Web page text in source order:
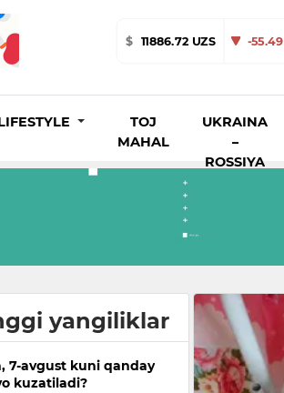
$ 11886.72 UZS -55.49
TOJ
MAHAL
UKRAINA
–
ROSSIYA
yangiliklar
7-avgust kuni qanday
kuzatiladi?